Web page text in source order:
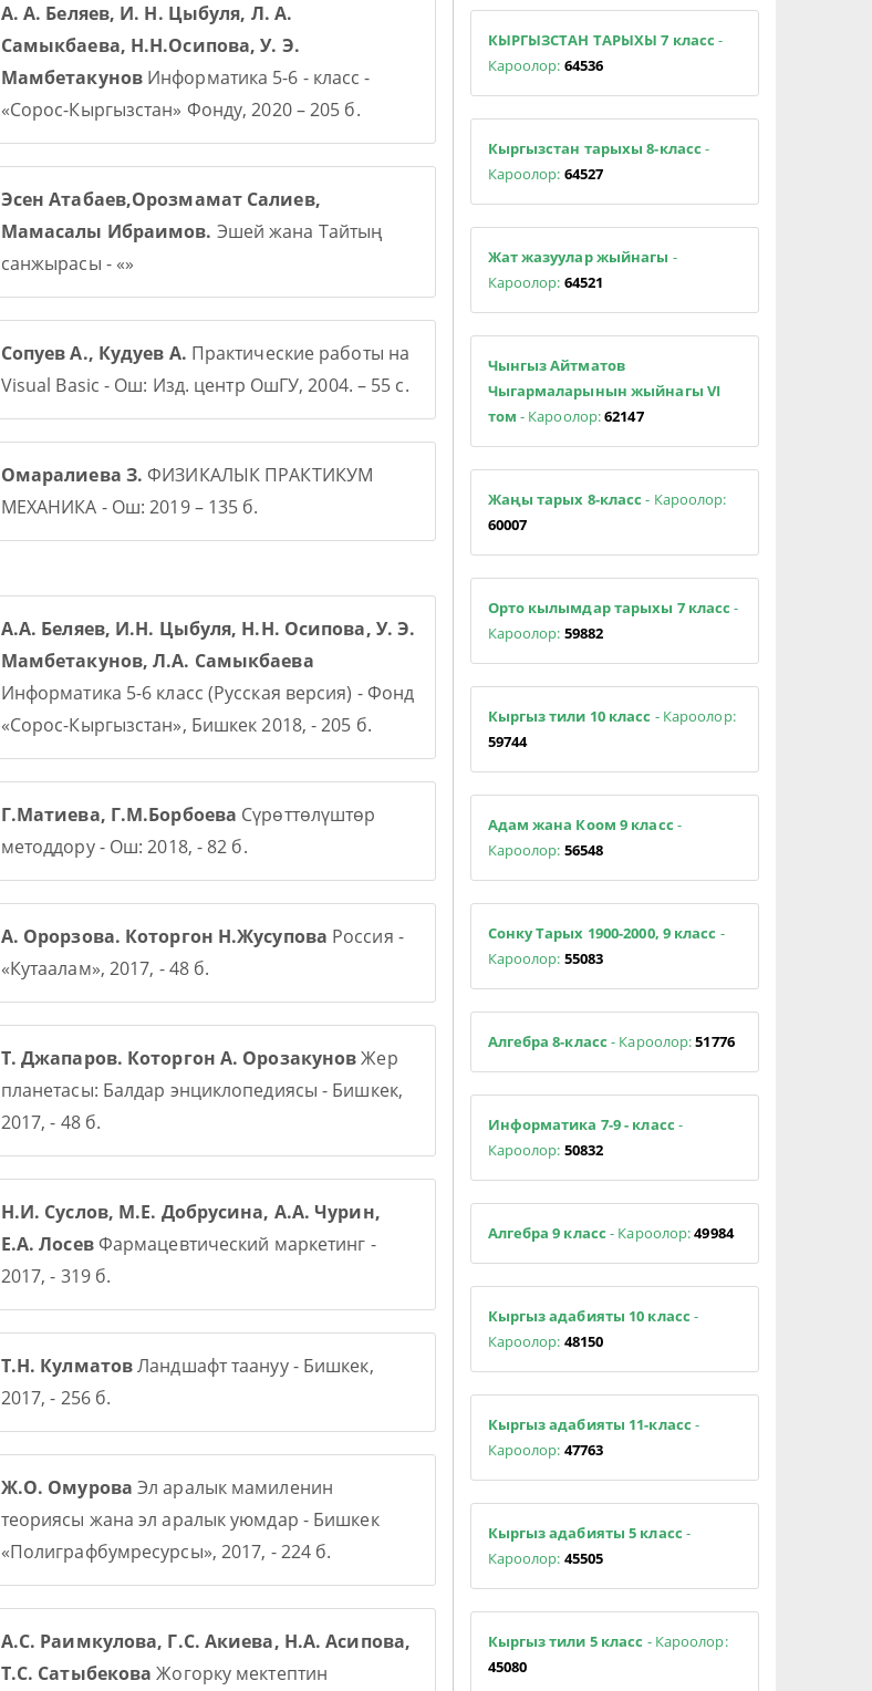
А. А. Беляев, И. Н. Цыбуля, Л. А.
Самыкбаева, Н.Н.Осипова, У. Э.
МамбетакуновИнформатика 5-6 - класс -
«Сорос-Кыргызстан» Фонду, 2020 – 205 б.
Эсен Атабаев,Орозмамат Салиев,
Мамасалы Ибраимов. Эшей жана Тайтың
санжырасы - «»
Сопуев А., Кудуев А. Практические работы на
Visual Basic - Ош: Изд. центр ОшГУ, 2004. – 55 с.
Омаралиева З. ФИЗИКАЛЫК ПРАКТИКУМ
МЕХАНИКА - Ош: 2019 – 135 б.
А.А. Беляев, И.Н. Цыбуля, Н.Н. Осипова, У. Э.
Мамбетакунов, Л.А. Самыкбаева
Информатика 5-6 класс (Русская версия) - Фонд
«Сорос-Кыргызстан», Бишкек 2018, - 205 б.
Г.Матиева, Г.М.Борбоева Сүрөттөлүштөр
методдору - Ош: 2018, - 82 б.
А. Орорзова. Которгон Н.Жусупова Россия -
«Кутаалам», 2017, - 48 б.
Т. Джапаров. Которгон А. ОрозакуновЖер
планетасы: Балдар энциклопедиясы - Бишкек,
2017, - 48 б.
Н.И. Суслов, М.Е. Добрусина, А.А. Чурин,
Е.А. ЛосевФармацевтический маркетинг -
2017, - 319 б.
Т.Н. КулматовЛандшафт таануу - Бишкек,
2017, - 256 б.
Ж.О. Омурова Эл аралык мамиленин
теориясы жана эл аралык уюмдар - Бишкек
«Полиграфбумресурсы», 2017, - 224 б.
А.С. Раимкулова, Г.С. Акиева, Н.А. Асипова,
Т.С. Сатыбекова Жогорку мектептин
КЫРГЫЗСТАН ТАРЫХЫ 7 класс -
Кароолор: 64536
Кыргызстан тарыхы 8-класс -
Кароолор: 64527
Жат жазуулар жыйнагы -
Кароолор: 64521
Чынгыз Айтматов
Чыгармаларынын жыйнагы VI
том - Кароолор:62147
Жаңы тарых 8-класс - Кароолор:
60007
Орто кылымдар тарыхы 7 класс-
Кароолор: 59882
Кыргыз тили 10 класс - Кароолор:
59744
Адам жана Коом 9 класс -
Кароолор: 56548
Сонку Тарых 1900-2000, 9 класс -
Кароолор: 55083
Алгебра 8-класс - Кароолор:51776
Информатика 7-9 - класс -
Кароолор: 50832
Алгебра 9 класс- Кароолор:49984
Кыргыз адабияты 10 класс -
Кароолор: 48150
Кыргыз адабияты 11-класс -
Кароолор: 47763
Кыргыз адабияты 5 класс -
Кароолор: 45505
Кыргыз тили 5 класс - Кароолор:
45080